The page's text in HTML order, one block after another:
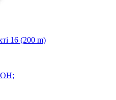
16 (200 m)